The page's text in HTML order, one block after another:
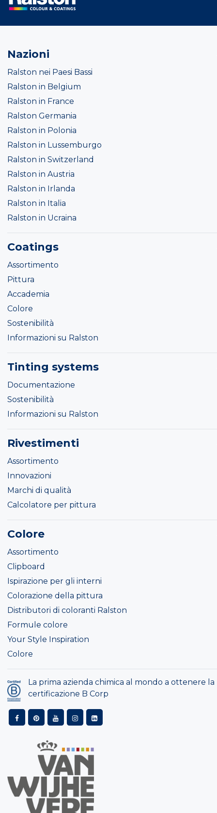
Nazioni
Ralston nei Paesi Bassi
Ralston in Belgium
Ralston in France
Ralston Germania
Ralston in Polonia
Ralston in Lussemburgo
Ralston in Switzerland
Ralston in Austria
Ralston in Irlanda
Ralston in Italia
Ralston in Ucraina
Coatings
Assortimento
Pittura
Accademia
Colore
Sostenibilità
Informazioni su Ralston
Tinting systems
Documentazione
Sostenibilità
Informazioni su Ralston
Rivestimenti
Assortimento
Innovazioni
Marchi di qualità
Calcolatore per pittura
Colore
Assortimento
Clipboard
Ispirazione per gli interni
Colorazione della pittura
Distributori di coloranti Ralston
Formule colore
Your Style Inspiration
Colore
La prima azienda chimica al mondo a ottenere la
certificazione B Corp